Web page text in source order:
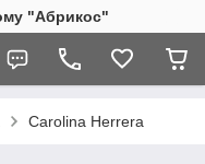
"Абрикос"
Carolina Herrera